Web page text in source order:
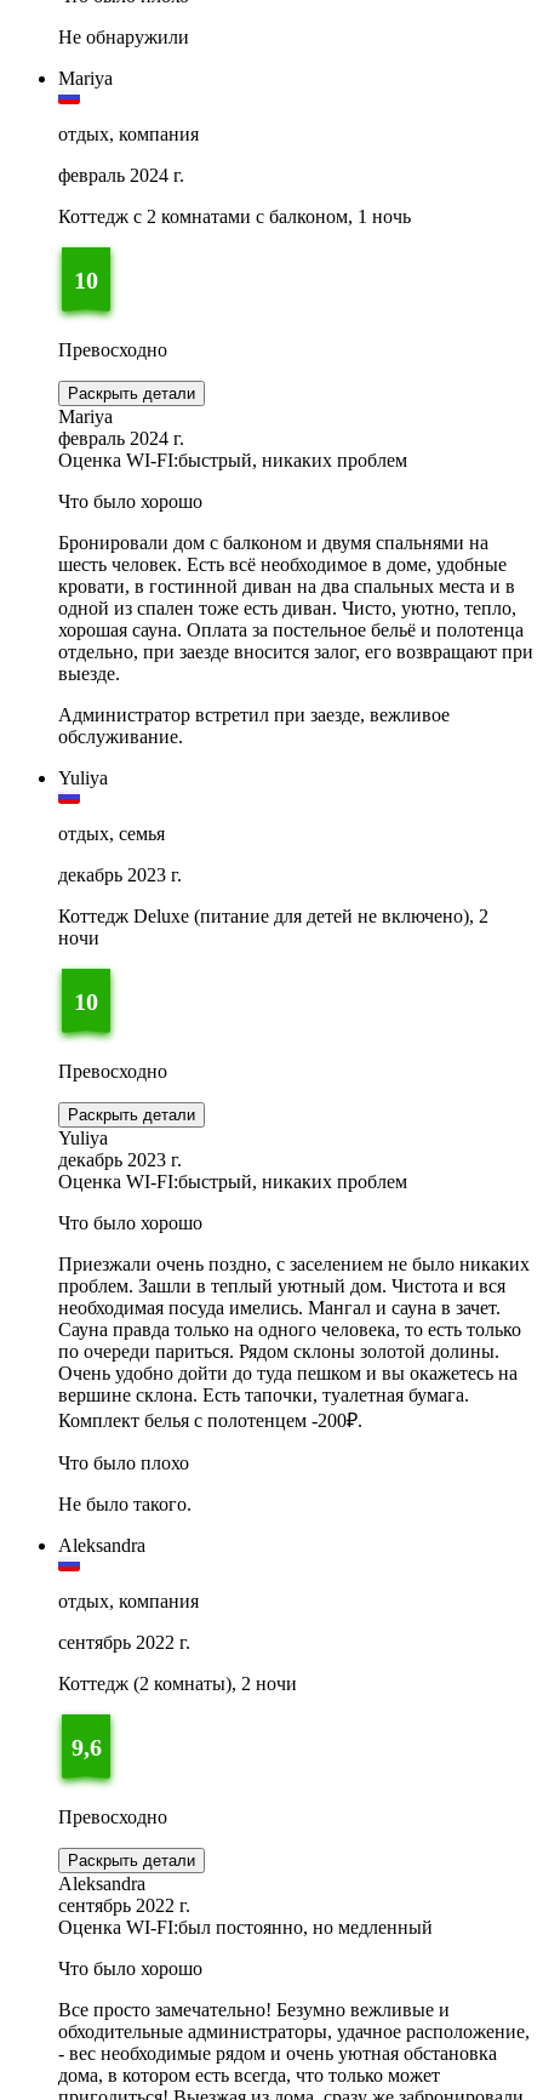
Не обнаружили
Mariya
отдых, компания
февраль 2024 г.
Коттедж с 2 комнатами с балконом, 1 ночь
10
Превосходно
Раскрыть детали
Mariya
февраль 2024 г.
Оценка WI-FI:быстрый, никаких проблем
Что было хорошо
Бронировали дом с балконом и двумя спальнями на
шесть человек. Есть всё необходимое в доме, удобные
кровати, в гостинной диван на два спальных места и в
одной из спален тоже есть диван. Чисто, уютно, тепло,
хорошая сауна. Оплата за постельное бельё и полотенца
отдельно, при заезде вносится залог, его возвращают при
выезде.
Администратор встретил при заезде, вежливое
обслуживание.
Yuliya
отдых, семья
декабрь 2023 г.
Коттедж Deluxe (питание для детей не включено), 2
ночи
10
Превосходно
Раскрыть детали
Yuliya
декабрь 2023 г.
Оценка WI-FI:быстрый, никаких проблем
Что было хорошо
Приезжали очень поздно, с заселением не было никаких
проблем. Зашли в теплый уютный дом. Чистота и вся
необходимая посуда имелись. Мангал и сауна в зачет.
Сауна правда только на одного человека, то есть только
по очереди париться. Рядом склоны золотой долины.
Очень удобно дойти до туда пешком и вы окажетесь на
вершине склона. Есть тапочки, туалетная бумага.
Комплект белья с полотенцем -200₽.
Что было плохо
Не было такого.
Aleksandra
отдых, компания
сентябрь 2022 г.
Коттедж (2 комнаты), 2 ночи
9,6
Превосходно
Раскрыть детали
Aleksandra
сентябрь 2022 г.
Оценка WI-FI:был постоянно, но медленный
Что было хорошо
Все просто замечательно! Безумно вежливые и
обходительные администраторы, удачное расположение,
- вес необходимые рядом и очень уютная обстановка
дома, в котором есть всегда, что только может